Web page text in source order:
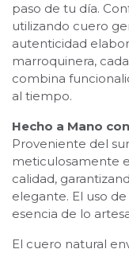
paso de tu día.
utilizando cuero
autenticidad
marroquinera,
combina
al tiempo.
Hecho a Mano
Proveniente del
meticulosamente
calidad,
elegante. El uso
esencia de lo
El cuero natural